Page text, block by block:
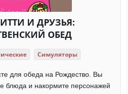
И ДРУЗЬЯ:
ОБЕД
Симуляторы
для обеда на Рождество. Вы
блюда и накормите персонажей